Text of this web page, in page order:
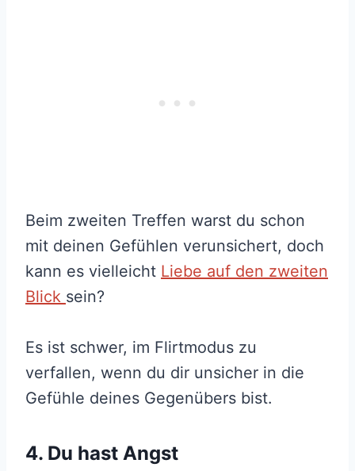
Beim zweiten Treffen warst du schon
mit deinen Gefühlen verunsichert, doch
kann es vielleicht Liebe auf den zweiten
Blick sein?
Es ist schwer, im Flirtmodus zu
verfallen, wenn du dir unsicher in die
Gefühle deines Gegenübers bist.
4. Du hast Angst